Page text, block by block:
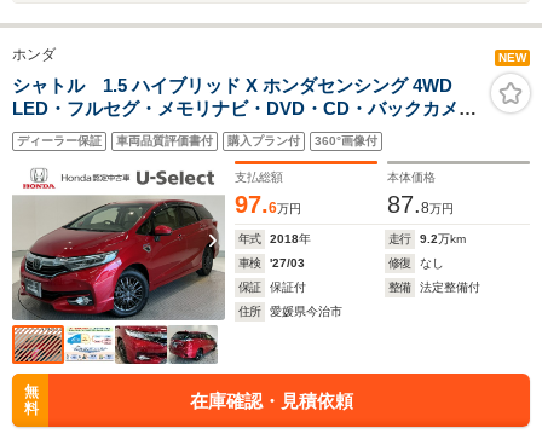
ホンダ NEW
シャトル 1.5 ハイブリッド X ホンダセンシング 4WD
LED・フルセグ・メモリナビ・DVD・CD・バックカメ
ラ・スマートキー・シートヒーター・リモコンエンジン
スターター
ディーラー保証 車両品質評価書付 購入プラン付 360°画像付
支払総額
97.6万円
本体価格
87.8万円
年式 2018年 走行 9.2万km
車検
'27/03 修復
なし
保証
保証付 整備
法定整備付
住所
愛媛県今治市
無
料
在庫確認・見積依頼